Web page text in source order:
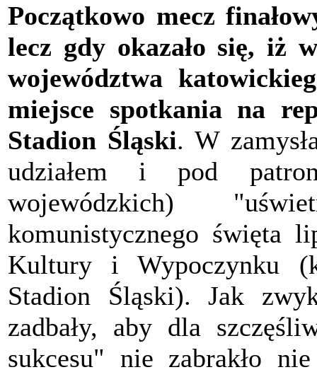
Początkowo mecz
lecz gdy okazało się, iż
województwa
miejsce spotkania na
Stadion Śląski. W
udziałem i pod
wojewódzkich)
komunistycznego święta
Kultury i Wypoczynku
Stadion Śląski). Jak
zadbały, aby dla
sukcesu" nie zabrakło